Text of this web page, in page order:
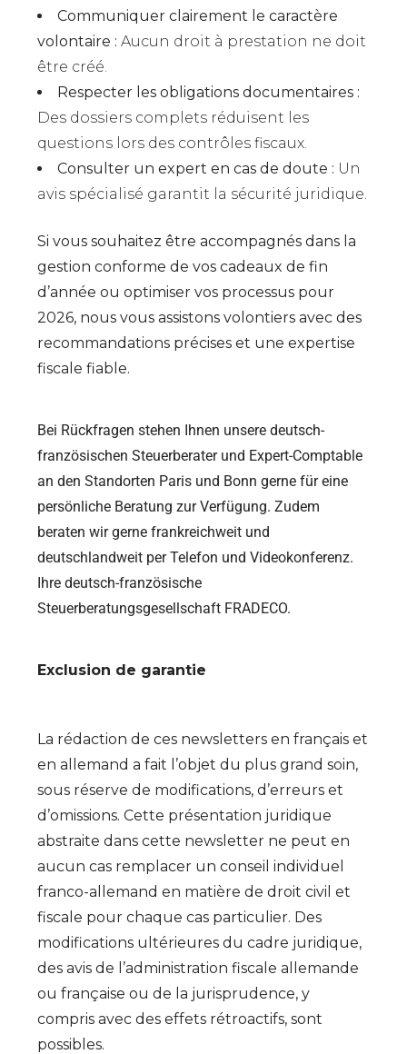
Communiquer clairement le caractère
volontaire : Aucun droit à prestation ne doit
être créé.
Respecter les obligations documentaires :
Des dossiers complets réduisent les
questions lors des contrôles fiscaux.
Consulter un expert en cas de doute : Un
avis spécialisé garantit la sécurité juridique.
Si vous souhaitez être accompagnés dans la
gestion conforme de vos cadeaux de fin
d’année ou optimiser vos processus pour
2026, nous vous assistons volontiers avec des
recommandations précises et une expertise
fiscale fiable.
Bei Rückfragen stehen Ihnen unsere deutsch-
französischen Steuerberater und Expert-Comptable
an den Standorten Paris und Bonn gerne für eine
persönliche Beratung zur Verfügung. Zudem
beraten wir gerne frankreichweit und
deutschlandweit per Telefon und Videokonferenz.
Ihre deutsch-französische
Steuerberatungsgesellschaft FRADECO.
Exclusion de garantie
La rédaction de ces newsletters en français et
en allemand a fait l’objet du plus grand soin,
sous réserve de modifications, d’erreurs et
d’omissions. Cette présentation juridique
abstraite dans cette newsletter ne peut en
aucun cas remplacer un conseil individuel
franco-allemand en matière de droit civil et
fiscale pour chaque cas particulier. Des
modifications ultérieures du cadre juridique,
des avis de l’administration fiscale allemande
ou française ou de la jurisprudence, y
compris avec des effets rétroactifs, sont
possibles.